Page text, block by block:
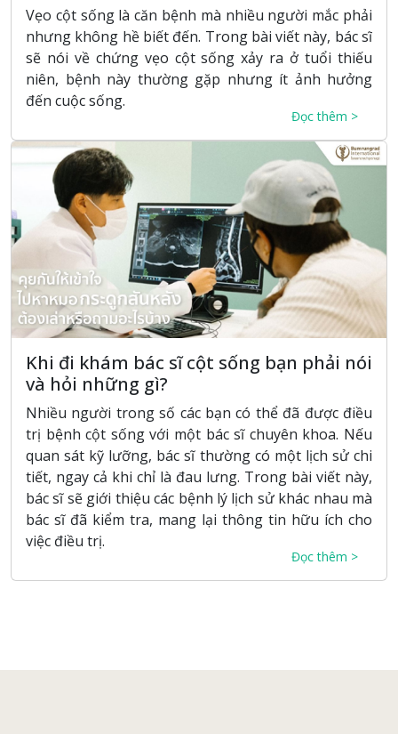
Vẹo cột sống là căn bệnh mà nhiều người mắc phải
nhưng không hề biết đến. Trong bài viết này, bác sĩ
sẽ nói về chứng vẹo cột sống xảy ra ở tuổi thiếu
niên, bệnh này thường gặp nhưng ít ảnh hưởng
đến cuộc sống.
Đọc thêm >
Khi đi khám bác sĩ cột sống bạn phải nói
và hỏi những gì?
Nhiều người trong số các bạn có thể đã được điều
trị bệnh cột sống với một bác sĩ chuyên khoa. Nếu
quan sát kỹ lưỡng, bác sĩ thường có một lịch sử chi
tiết, ngay cả khi chỉ là đau lưng. Trong bài viết này,
bác sĩ sẽ giới thiệu các bệnh lý lịch sử khác nhau mà
bác sĩ đã kiểm tra, mang lại thông tin hữu ích cho
việc điều trị.
Đọc thêm >